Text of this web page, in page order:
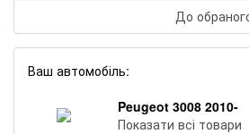
До
Ваш автомобіль:
Peugeot 3008 2010-
Показати всі товари